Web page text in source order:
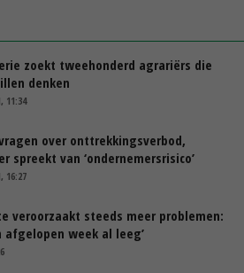
zoekt tweehonderd agrariërs die
denken
11:34
over onttrekkingsverbod,
spreekt van ‘ondernemersrisico’
16:27
veroorzaakt steeds meer problemen:
afgelopen week al leeg’